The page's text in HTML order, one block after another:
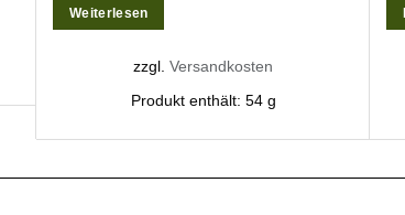
Weiterlesen
zzgl.Versandkosten
Produkt enthält: 54 g